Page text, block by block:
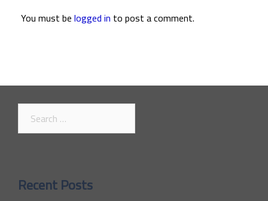
You must belogged in to post a comment.
for:
Recent Posts